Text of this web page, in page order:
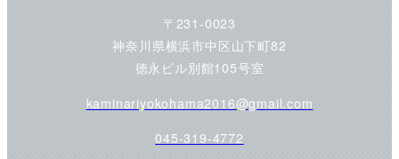
〒231-0023
神奈川県横浜市中区山下町82
徳永ビル別館105号室
kaminariyokohama2016@gmail.com
045-319-4772